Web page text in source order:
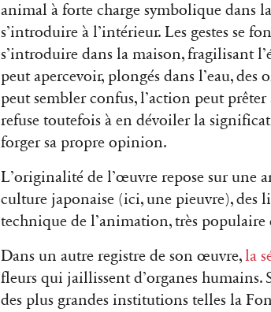
animal à forte charge symbolique dans
s’introduire à l’intérieur. Les gestes se
s’introduire dans la maison, fragilisant
peut apercevoir, plongés dans l’eau, des
peut sembler confus, l’action peut
refuse toutefois à en dévoiler la
forger sa propre opinion.
L’originalité de l’œuvre repose sur une
culture japonaise (ici, une pieuvre), des
technique de l’animation, très populaire
Dans un autre registre de son œuvre,la
fleurs qui jaillissent d’organes
des plus grandes institutions telles la